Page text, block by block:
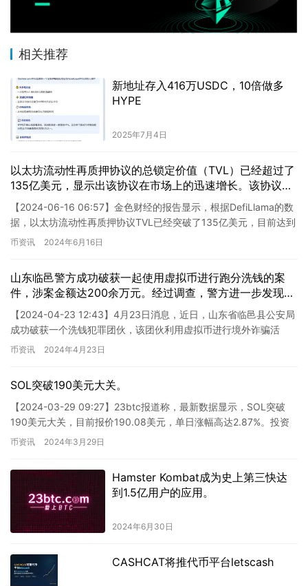
相关推荐
新地址存入416万USDC，10倍做多
HYPE
2025年7月4日
以太坊流动性再质押协议的总锁定价值（TVL）已经超过了
135亿美元，显示出该协议在市场上的迅速增长。该协议的
创新性允许持有者将他们的以太坊代币锁定在智能合约中，
以提供流动性并获得收益。这种发展对于加密货币市场和以
太坊生态系统来说是一个重要的里程碑。这也是对以太坊的
信心的进一步证明，并展示了用户愿意将其资金投入到这个
超135亿美元 说明：以太坊流动性再质押协议的总锁定价值
（TVL）已突破135亿美元，彰显出该协议在市场上的迅猛
能合约中，以提供流动性并获得回报。这一进展对于加密货
币市场和以太坊生态系统来说，都具有重要意义。此外，这
也进一步证明了人们对以太坊的信心，并展示了用户愿意将
【2024-06-16 06:57】金色财经的报告显示，根据DefiLlama的数
据，以太坊流动性再质押协议TVL已经突破了135亿美元，目前达到
了136.22亿美元，24小时增幅…
币资讯 2024年6月16日
山东临邑警方成功破获一起使用虚拟币进行跑分洗钱的案
件，涉案金额达200余万元。经过调查，警方进一步发现该
团伙涉嫌跨省贩毒等多项违法犯罪活动。
【2024-04-23 12:43】4月23日消息，近日，山东省临邑县公安局
成功破获一个洗钱犯罪团伙，该团伙利用虚拟币进行境外诈骗活
动。经过调查，警方抓获了6名违法犯罪嫌疑人，涉案…
币资讯 2024年4月23日
SOL突破190美元大关。
【2024-03-29 09:27】23btc报道称，最新数据显示，SOL突破
190美元大关，目前报价190.08美元，单日涨幅高达2.87%。投资
者需注意行情波动幅度较大，务必谨…
币资讯 2024年3月29日
Hamster Kombat成为史上第三快达
到1.5亿用户的应用。
2024年6月30日
CASHCAT将推代币平台letscash